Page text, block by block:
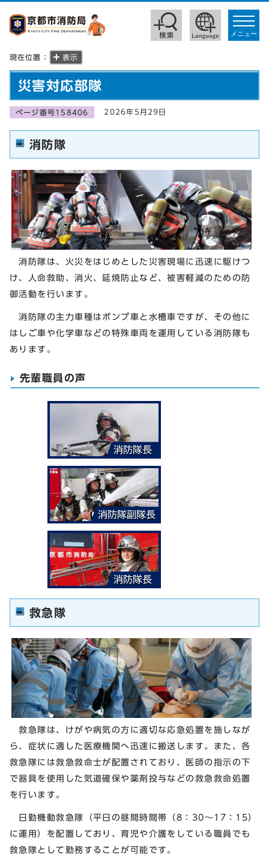
toggle
メニュー
現在位置： 表示
災害対応部隊
ページ番号158406 2026年5月29日
消防隊
消防隊は、火災をはじめとした災害現場に迅速に駆けつ
け、人命救助、消火、延焼防止など、被害軽減のための防
御活動を行います。
消防隊の主力車種はポンプ車と水槽車ですが、その他に
はしご車や化学車などの特殊車両を運用している消防隊も
あります。
先輩職員の声
救急隊
救急隊は、けがや病気の方に適切な応急処置を施しなが
ら、症状に適した医療機関へ迅速に搬送します。また、各
救急隊には救急救命士が配置されており、医師の指示の下
で器具を使用した気道確保や薬剤投与などの救急救命処置
を行います。
日勤機動救急隊（平日の昼間時間帯（8：30～17：15）
に運用）を配置しており、育児や介護をしている職員でも
救急隊として勤務することが可能です。